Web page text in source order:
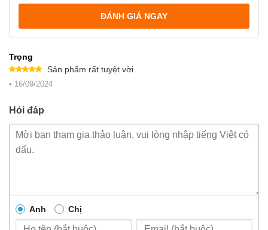
ĐÁNH GIÁ NGAY
Trọng
hạng55
Sản phẩm rất tuyệt vời
• 16/09/2024
Hỏi đáp
Anh Chị